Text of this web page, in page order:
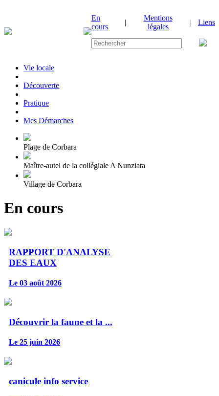
En
cours
|
Mentions
légales
| Liens
Vie locale
|Découverte
|Pratique
|Mes Démarches
Plage de Corbara
Maître-autel de la collégiale A Nunziata
Village de Corbara
En cours
RAPPORT D'ANALYSE
DES EAUX
Le 03 août 2026
Découvrir la faune et la ...
Le 25 juin 2026
canicule info service